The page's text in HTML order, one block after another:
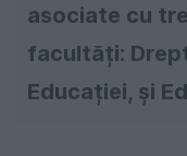
asociate cu
facultăți:
Educației, și